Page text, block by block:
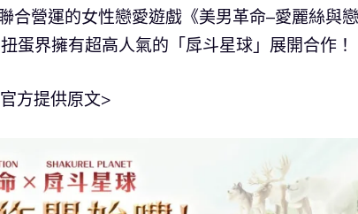
合營運的女性戀愛遊戲《美男革命–愛麗絲與
蛋界擁有超高人氣的「戽斗星球」展開合作！
方提供原文>